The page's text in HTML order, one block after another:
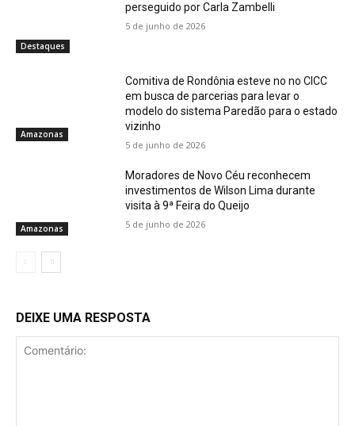
Destaques
perseguido por Carla Zambelli
5 de junho de 2026
Amazonas
Comitiva de Rondônia esteve no no CICC
em busca de parcerias para levar o
modelo do sistema Paredão para o estado
vizinho
5 de junho de 2026
Amazonas
Moradores de Novo Céu reconhecem
investimentos de Wilson Lima durante
visita à 9ª Feira do Queijo
5 de junho de 2026
DEIXE UMA RESPOSTA